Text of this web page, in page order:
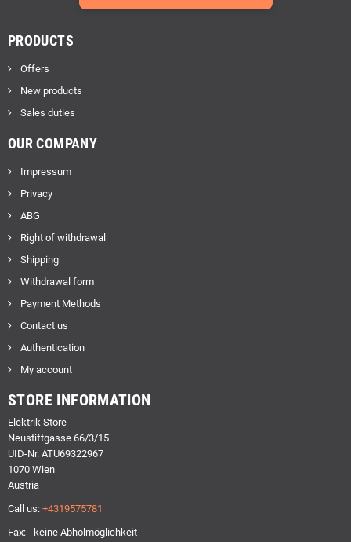
PRODUCTS
Offers
New products
Sales duties
OUR COMPANY
Impressum
Privacy
ABG
Right of withdrawal
Shipping
Withdrawal form
Payment Methods
Contact us
Authentication
My account
STORE INFORMATION
Elektrik Store
Neustiftgasse 66/3/15
UID-Nr. ATU69322967
1070 Wien
Austria
Call us: +4319575781
Fax: - keine Abholmöglichkeit